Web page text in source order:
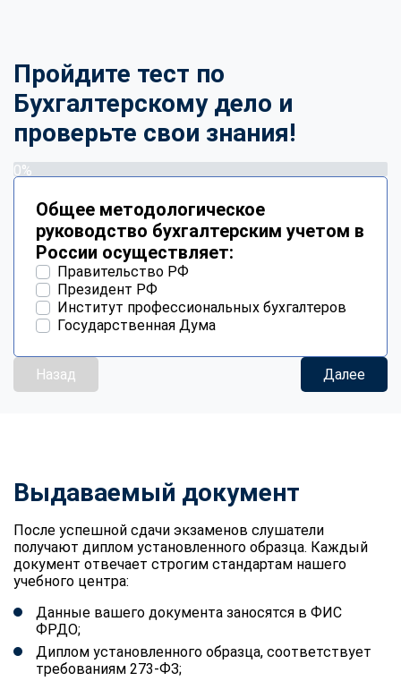
Пройдите тест по
Бухгалтерскому дело и
проверьте свои знания!
0%
Общее методологическое
руководство бухгалтерским учетом в
России осуществляет:
Правительство РФ
Президент РФ
Институт профессиональных бухгалтеров
Государственная Дума
Назад Далее
Выдаваемый документ
После успешной сдачи экзаменов слушатели
получают диплом установленного образца. Каждый
документ отвечает строгим стандартам нашего
учебного центра:
Данные вашего документа заносятся в ФИС
ФРДО;
Диплом установленного образца, соответствует
требованиям 273-ФЗ;